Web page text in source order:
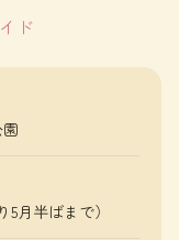
ド
月半ばまで）